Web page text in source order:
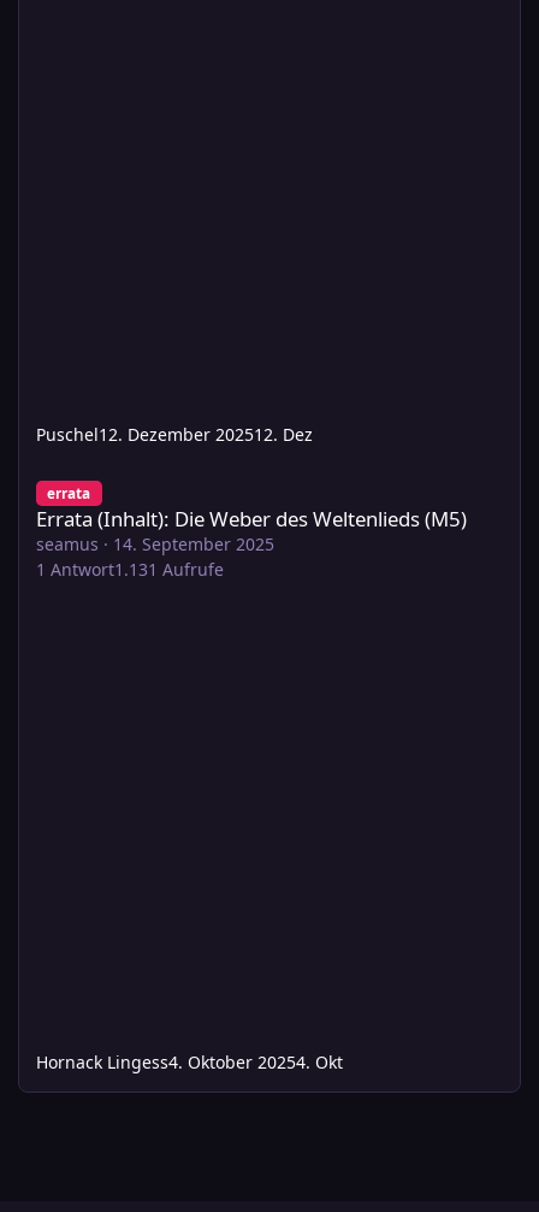
Puschel12. Dezember 202512. Dez
Errata (Inhalt): Die Weber des Weltenlieds (M5)
errata
Errata (Inhalt): Die Weber des Weltenlieds (M5)
seamus · 14. September 2025
1 Antwort1.131 Aufrufe
Hornack Lingess4. Oktober 20254. Okt